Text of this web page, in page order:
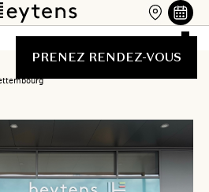
PRENEZ RENDEZ-VOUS